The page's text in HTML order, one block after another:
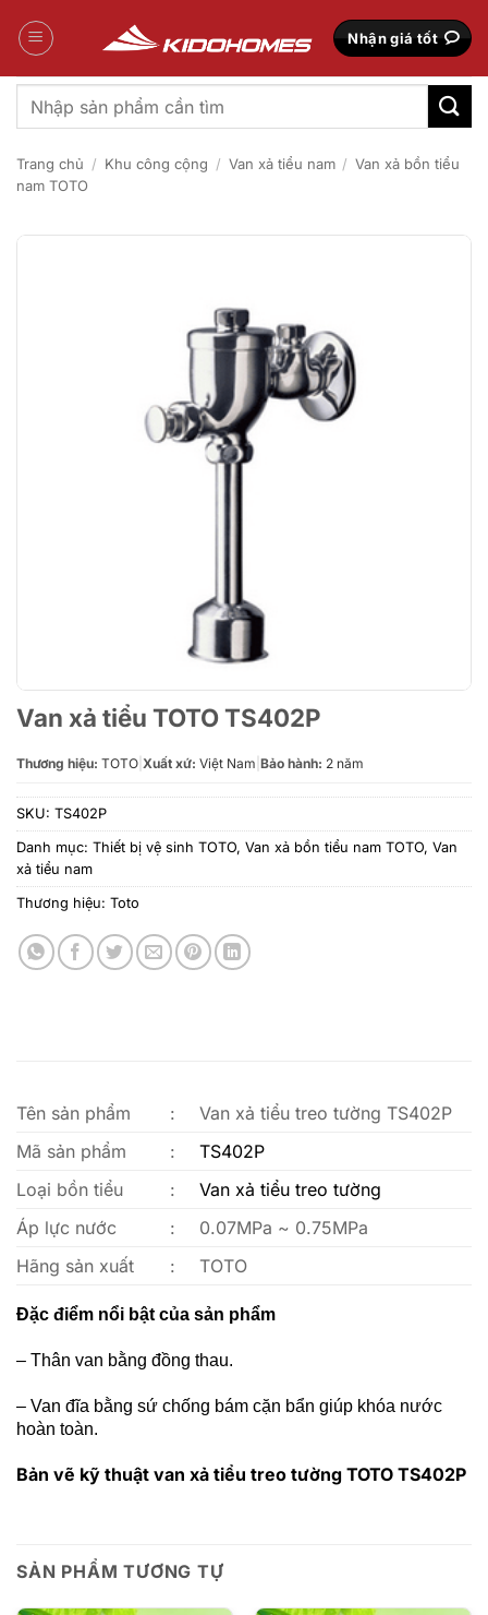
qua
Nhận giá tốt
Tìm
kiếm:
Trang chủ / Khu công cộng / Van xả tiểu nam / Van xả bồn tiểu
nam TOTO
Van xả tiểu TOTO TS402P
Thương hiệu: TOTO Xuất xứ: Việt Nam Bảo hành: 2 năm
SKU: TS402P
Danh mục: Thiết bị vệ sinh TOTO, Van xả bồn tiểu nam TOTO, Van
xả tiểu nam
Thương hiệu: Toto
Tên sản phẩm :
Van xả tiểu treo tường TS402P
Mã sản phẩm
:
TS402P
Loại bồn tiểu
:
Van xả tiểu treo tường
Áp lực nước
:
0.07MPa ~ 0.75MPa
Hãng sản xuất
: TOTO
Đặc điểm nổi bật của sản phẩm
– Thân van bằng đồng thau.
– Van đĩa bằng sứ chống bám cặn bẩn giúp khóa nước
hoàn toàn.
Bản vẽ kỹ thuật van xả tiểu treo tường TOTO TS402P
SẢN PHẨM TƯƠNG TỰ